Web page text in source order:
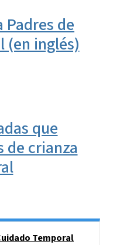
de
(en inglés)
que
de crianza
Temporal